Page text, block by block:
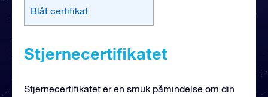
Blåt certifikat
Stjernecertifikatet
Stjernecertifikatet er en smuk påmindelse om din